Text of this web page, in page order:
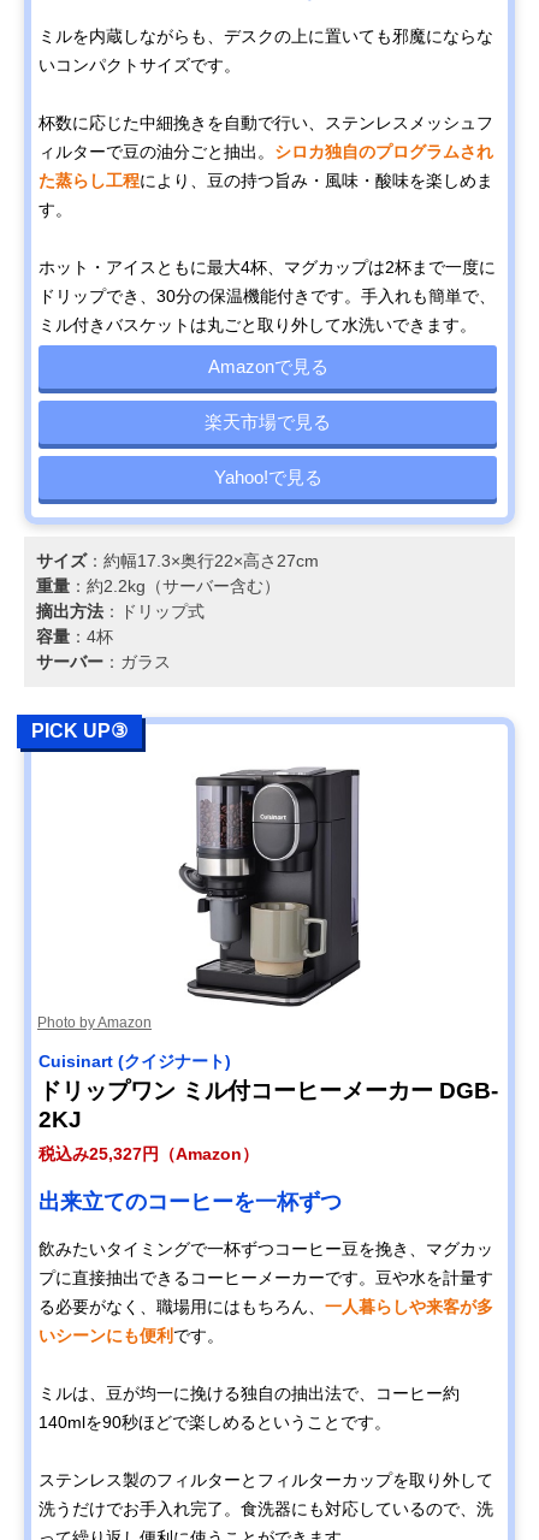
ミルを内蔵しながらも、デスクの上に置いても邪魔にならな
いコンパクトサイズです。
杯数に応じた中細挽きを自動で行い、ステンレスメッシュフ
ィルターで豆の油分ごと抽出。 シロカ独自のプログラムされ
た蒸らし工程により、豆の持つ旨み・風味・酸味を楽しめま
す。
ホット・アイスともに最大4杯、マグカップは2杯まで一度に
ドリップでき、30分の保温機能付きです。手入れも簡単で、
ミル付きバスケットは丸ごと取り外して水洗いできます。
Amazonで見る
楽天市場で見る
Yahoo!で見る
サイズ：約幅17.3×奥行22×高さ27cm
重量 ：約2.2kg（サーバー含む）
摘出方法 ：ドリップ式
容量 ：4杯
サーバー ：ガラス
PICK UP③
Photo by Amazon
Cuisinart (クイジナート)
ドリップワン ミル付コーヒーメーカー DGB-
2KJ
税込み25,327円（Amazon）
出来立てのコーヒーを一杯ずつ
飲みたいタイミングで一杯ずつコーヒー豆を挽き、マグカッ
プに直接抽出できるコーヒーメーカーです。豆や水を計量す
る必要がなく、職場用にはもちろん、 一人暮らしや来客が多
いシーンにも便利 です。
ミルは、豆が均一に挽ける独自の抽出法で、コーヒー約
140mlを90秒ほどで楽しめるということです。
ステンレス製のフィルターとフィルターカップを取り外して
洗うだけでお手入れ完了。食洗器にも対応しているので、洗